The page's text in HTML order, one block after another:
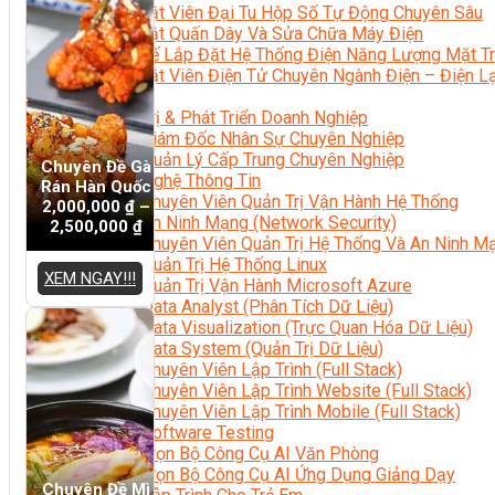
Kỹ Thuật Viên Đại Tu Hộp Số Tự Động Chuyên Sâu
Kỹ Thuật Quấn Dây Và Sửa Chữa Máy Điện
Thiết Kế Lắp Đặt Hệ Thống Điện Năng Lượng Mặt
Kỹ Thuật Viên Điện Tử Chuyên Ngành Điện – Điện
Ngành Khác
Quản Trị & Phát Triển Doanh Nghiệp
Giám Đốc Nhân Sự Chuyên Nghiệp
Quản Lý Cấp Trung Chuyên Nghiệp
Công Nghệ Thông Tin
Chuyên Viên Quản Trị Vận Hành Hệ Thống
An Ninh Mạng (Network Security)
Chuyên Viên Quản Trị Hệ Thống Và An Ninh
Quản Trị Hệ Thống Linux
Quản Trị Vận Hành Microsoft Azure
Data Analyst (Phân Tích Dữ Liệu)
Data Visualization (Trực Quan Hóa Dữ Liệu)
Data System (Quản Trị Dữ Liệu)
Chuyên Viên Lập Trình (Full Stack)
Chuyên Viên Lập Trình Website (Full Stack)
Chuyên Viên Lập Trình Mobile (Full Stack)
Software Testing
Trọn Bộ Công Cụ AI Văn Phòng
Trọn Bộ Công Cụ AI Ứng Dụng Giảng Dạy
Chuyên Đề Gà
Rán Hàn Quốc
2,000,000 ₫–
2,500,000 ₫
XEM NGAY!!!
Chuyên Đề Mì